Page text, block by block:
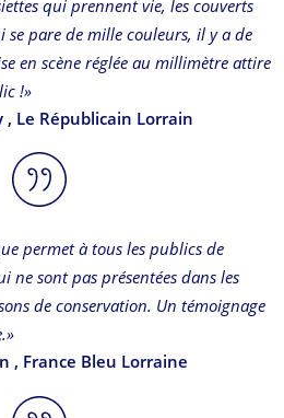
qui prennent vie, les couverts
pare de mille couleurs, il y a de
en scène réglée au millimètre attire
!»
, Le Républicain Lorrain
permet à tous les publics de
ne sont pas présentées dans les
de conservation. Un témoignage
, France Bleu Lorraine